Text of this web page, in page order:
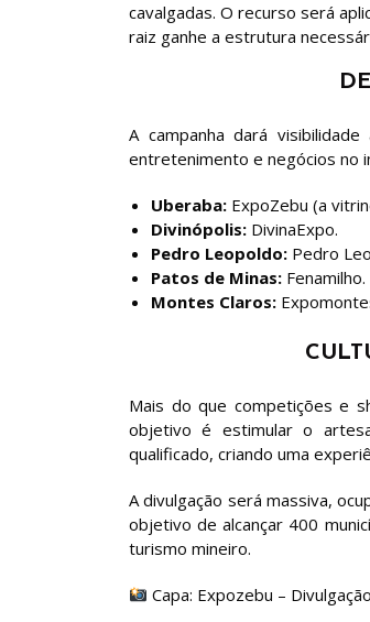
cavalgadas. O recurso será
raiz ganhe a estrutura
A campanha dará
entretenimento e negócios no
Uberaba: ExpoZebu (a
Divinópolis: DivinaExpo.
Pedro Leopoldo: Pedro
Patos de Minas: Fenamilho.
Montes Claros:
Mais do que competições e
objetivo é estimular o
qualificado, criando uma
A divulgação será massiva,
objetivo de alcançar 400
turismo mineiro.
Capa: Expozebu – Divulgação